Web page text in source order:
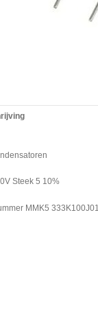
Steek 5 10%
MMK5